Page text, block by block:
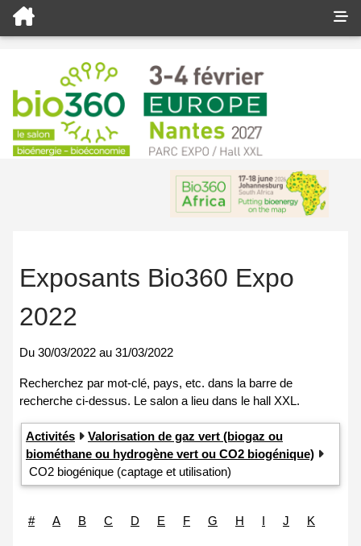
Exposants Bio360 Expo
2022
Du 30/03/2022 au 31/03/2022
Activités
Valorisation de gaz vert (biogaz ou
biométhane ou hydrogène vert ou CO2 biogénique)
CO2 biogénique (captage et utilisation)
# A B C D E F G H I J K